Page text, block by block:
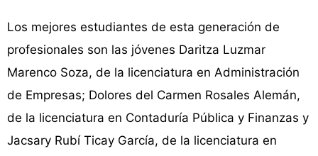
Los mejores estudiantes de esta generación de
profesionales son las jóvenes Daritza Luzmar
Marenco Soza, de la licenciatura en Administración
de Empresas; Dolores del Carmen Rosales Alemán,
de la licenciatura en Contaduría Pública y Finanzas y
Jacsary Rubí Ticay García, de la licenciatura en